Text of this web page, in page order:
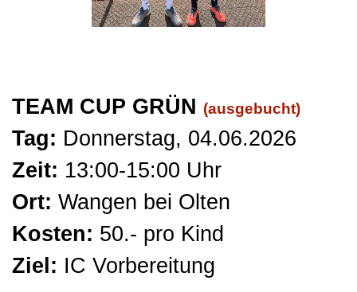
TEAM CUP GRÜN (ausgebucht)
Tag: Donnerstag, 04.06.2026
Zeit: 13:00-15:00 Uhr
Ort: Wangen bei Olten
Kosten: 50.- pro Kind
Ziel: IC Vorbereitung